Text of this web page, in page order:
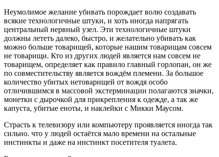
Неумолимое желание убивать порождает волю создавать
всякие технологичные штуки, и хоть иногда напрягать
центральный нервный узел. Эти технологичные штуки
должны лететь далеко, быстро, и желательно убивать как
можно больше товарищей, которые нашим товарищам совсем
не товарищи. Кто из других людей является нам совсем не
товарищем, определяет как правило главный горлопан, он же
по совместительству является вождём племени. За большое
количество убитых нетоварищей от вождя особо
отличившимся в массовой экстерминации полагаются значки,
монетки с дырочкой для прикрепления к одежде, а так же
капуста, убитые еноты, и наклейки с Микки Маусом.
Страсть к телевизору или компьютеру проявляется иногда так
сильно. что у людей остаётся мало времени на остальные
инстинкты и даже на инстинкт посетителя туалета.